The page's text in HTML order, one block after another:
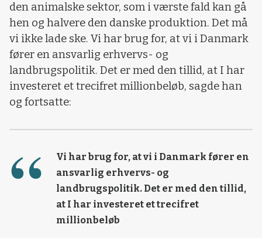
den animalske sektor, som i værste fald kan gå
hen og halvere den danske produktion. Det må
vi ikke lade ske. Vi har brug for, at vi i Danmark
fører en ansvarlig erhvervs- og
landbrugspolitik. Det er med den tillid, at I har
investeret et trecifret millionbeløb, sagde han
og fortsatte:
Vi har brug for, at vi i Danmark fører en
ansvarlig erhvervs- og
landbrugspolitik. Det er med den tillid,
at I har investeret et trecifret
millionbeløb